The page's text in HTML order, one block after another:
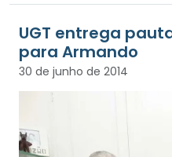
UGT entrega
para Armando
30 de junho de 2014